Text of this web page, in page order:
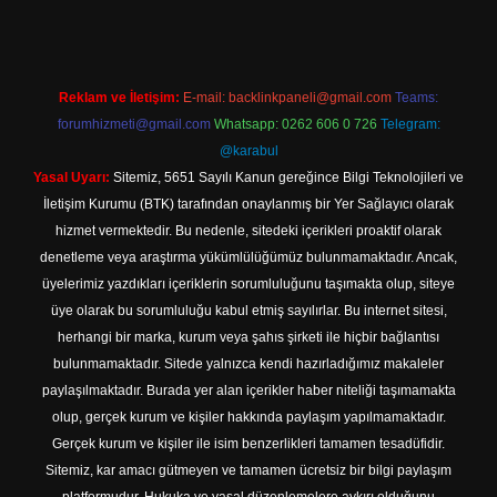
Reklam ve İletişim: E-mail: backlinkpaneli@gmail.com Teams:
forumhizmeti@gmail.com Whatsapp: 0262 606 0 726 Telegram:
@karabul
Yasal Uyarı: Sitemiz, 5651 Sayılı Kanun gereğince Bilgi Teknolojileri ve
İletişim Kurumu (BTK) tarafından onaylanmış bir Yer Sağlayıcı olarak
hizmet vermektedir. Bu nedenle, sitedeki içerikleri proaktif olarak
denetleme veya araştırma yükümlülüğümüz bulunmamaktadır. Ancak,
üyelerimiz yazdıkları içeriklerin sorumluluğunu taşımakta olup, siteye
üye olarak bu sorumluluğu kabul etmiş sayılırlar. Bu internet sitesi,
herhangi bir marka, kurum veya şahıs şirketi ile hiçbir bağlantısı
bulunmamaktadır. Sitede yalnızca kendi hazırladığımız makaleler
paylaşılmaktadır. Burada yer alan içerikler haber niteliği taşımamakta
olup, gerçek kurum ve kişiler hakkında paylaşım yapılmamaktadır.
Gerçek kurum ve kişiler ile isim benzerlikleri tamamen tesadüfidir.
Sitemiz, kar amacı gütmeyen ve tamamen ücretsiz bir bilgi paylaşım